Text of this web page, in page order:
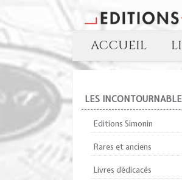
ACCUEIL
LES
Editions Simonin
Rares et anciens
Livres dédicacés